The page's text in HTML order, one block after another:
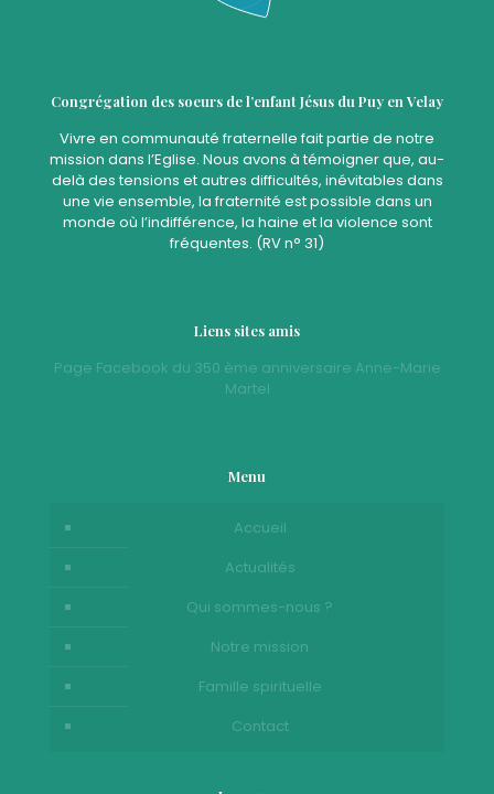
Congrégation des soeurs de l’enfant Jésus du Puy en Velay
Vivre en communauté fraternelle fait partie de notre
mission dans l’Eglise. Nous avons à témoigner que, au-
delà des tensions et autres difficultés, inévitables dans
une vie ensemble, la fraternité est possible dans un
monde où l’indifférence, la haine et la violence sont
fréquentes. (RV n° 31)
Liens sites amis
Page Facebook du 350 ème anniversaire Anne-Marie
Martel
Menu
Accueil
Actualités
Qui sommes-nous ?
Notre mission
Famille spirituelle
Contact